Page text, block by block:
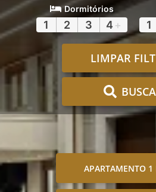
Dormitórios
1 2 3 4 + 1
LIMPAR
APARTAMENTO 1